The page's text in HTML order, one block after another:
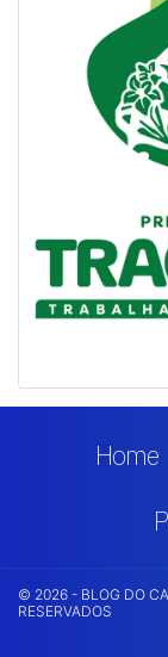
Home
© 2026 - BLOG DO
RESERVADOS